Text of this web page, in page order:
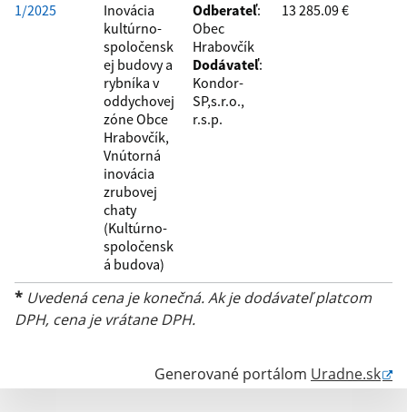
1/2025
Inovácia
kultúrno-
spoločensk
ej budovy a
rybníka v
oddychovej
zóne Obce
Hrabovčík,
Vnútorná
inovácia
zrubovej
chaty
(Kultúrno-
spoločensk
á budova)
Odberateľ:
Obec
Hrabovčík
Dodávateľ:
Kondor-
SP,s.r.o.,
r.s.p.
13 285.09 €
* Uvedená cena je konečná. Ak je dodávateľ platcom
DPH, cena je vrátane DPH.
Generované portálom Uradne.sk